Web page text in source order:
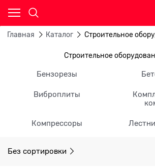
Главная Каталог Строительное
Строительное
Бензорезы
Виброплиты
Компрессоры
Без сортировки